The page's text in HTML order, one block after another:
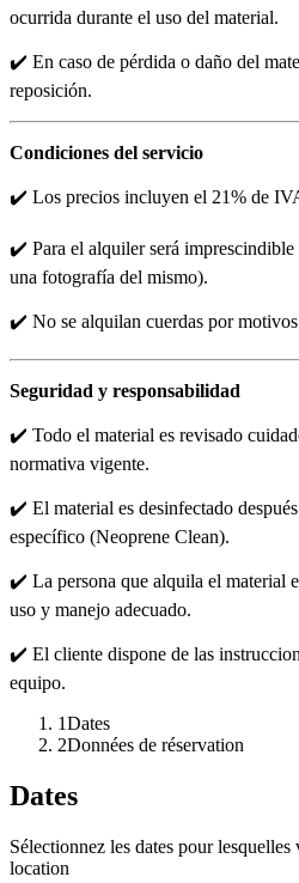
ocurrida durante el uso del material.
✔️ En caso de pérdida o daño del
reposición.
Condiciones del servicio
✔️ Los precios incluyen el 21% de
✔️ Para el alquiler será imprescindible
una fotografía del mismo).
✔️ No se alquilan cuerdas por motivos
Seguridad y responsabilidad
✔️ Todo el material es revisado
normativa vigente.
✔️ El material es desinfectado
específico (Neoprene Clean).
✔️ La persona que alquila el material
uso y manejo adecuado.
✔️ El cliente dispone de las
equipo.
1Dates
2Données de réservation
Dates
Sélectionnez les dates pour
location